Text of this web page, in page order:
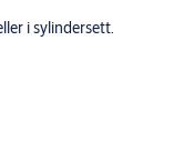
i sylindersett.